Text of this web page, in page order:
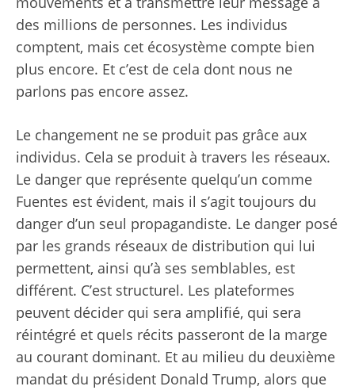
des millions de personnes. Les individus
comptent, mais cet écosystème compte bien
plus encore. Et c’est de cela dont nous ne
parlons pas encore assez.
Le changement ne se produit pas grâce aux
individus. Cela se produit à travers les réseaux.
Le danger que représente quelqu’un comme
Fuentes est évident, mais il s’agit toujours du
danger d’un seul propagandiste. Le danger posé
par les grands réseaux de distribution qui lui
permettent, ainsi qu’à ses semblables, est
différent. C’est structurel. Les plateformes
peuvent décider qui sera amplifié, qui sera
réintégré et quels récits passeront de la marge
au courant dominant. Et au milieu du deuxième
mandat du président Donald Trump, alors que